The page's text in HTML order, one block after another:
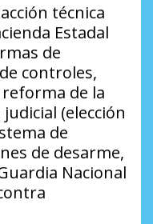
técnica
Estadal
de
controles,
de la
(elección
de
de desarme,
Nacional